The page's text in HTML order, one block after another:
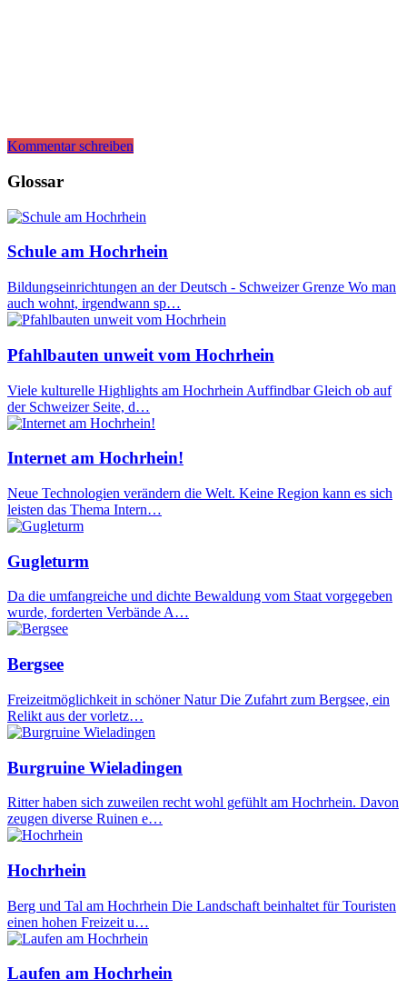
Kommentar schreiben
Glossar
Schule am Hochrhein
Bildungseinrichtungen an der Deutsch - Schweizer Grenze Wo man
auch wohnt, irgendwann sp…
Pfahlbauten unweit vom Hochrhein
Viele kulturelle Highlights am Hochrhein Auffindbar Gleich ob auf
der Schweizer Seite, d…
Internet am Hochrhein!
Neue Technologien verändern die Welt. Keine Region kann es sich
leisten das Thema Intern…
Gugleturm
Da die umfangreiche und dichte Bewaldung vom Staat vorgegeben
wurde, forderten Verbände A…
Bergsee
Freizeitmöglichkeit in schöner Natur Die Zufahrt zum Bergsee, ein
Relikt aus der vorletz…
Burgruine Wieladingen
Ritter haben sich zuweilen recht wohl gefühlt am Hochrhein. Davon
zeugen diverse Ruinen e…
Hochrhein
Berg und Tal am Hochrhein Die Landschaft beinhaltet für Touristen
einen hohen Freizeit u…
Laufen am Hochrhein